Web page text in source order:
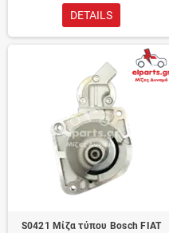
DETAILS
S0421 Μίζα τύπου Bosch FIAT